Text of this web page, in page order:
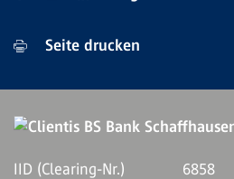
Seite drucken
IID (Clearing-Nr.)
6858